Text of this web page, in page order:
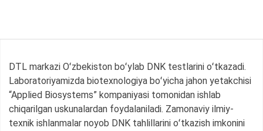
DTL markazi Oʻzbekiston boʻylab DNK testlarini oʻtkazadi.
Laboratoriyamizda biotexnologiya boʻyicha jahon yetakchisi
“Applied Biosystems” kompaniyasi tomonidan ishlab
chiqarilgan uskunalardan foydalaniladi. Zamonaviy ilmiy-
texnik ishlanmalar noyob DNK tahlillarini oʻtkazish imkonini